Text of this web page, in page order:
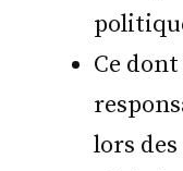
Ce
lors